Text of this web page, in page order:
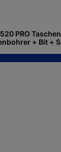
PRO
+ Bit +